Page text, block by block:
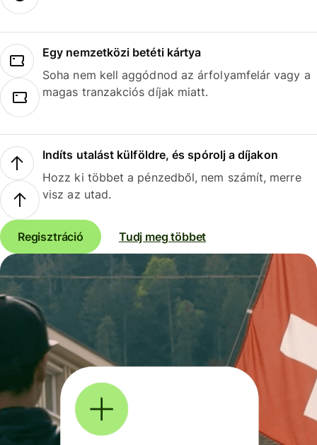
Egy nemzetközi betéti kártya
Soha nem kell aggódnod az árfolyamfelár vagy a
magas tranzakciós díjak miatt.
Indíts utalást külföldre, és spórolj a díjakon
Hozz ki többet a pénzedből, nem számít, merre
visz az utad.
Regisztráció Tudj meg többet